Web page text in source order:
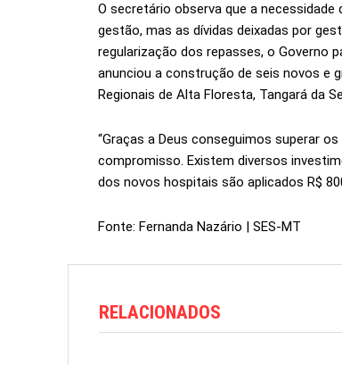
O secretário observa que a
gestão, mas as dívidas deixadas por
regularização dos repasses, o Governo
anunciou a construção de seis novos e
Regionais de Alta Floresta, Tangará da
“Graças a Deus conseguimos superar
compromisso. Existem diversos
dos novos hospitais são aplicados R$
Fonte: Fernanda Nazário | SES-MT
RELACIONADOS